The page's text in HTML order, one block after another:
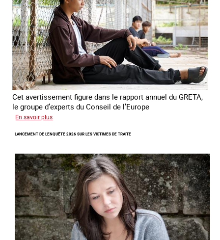
domestique
en
France
Cet avertissement figure dans le rapport annuel du GRETA,
le groupe d’experts du Conseil de l’Europe
En savoir plus
des
de
traite
à
des
fins
de
criminalité
forcée
en
LANCEMENT DE L'ENQUÊTE 2026 SUR LES VICTIMES DE TRAITE